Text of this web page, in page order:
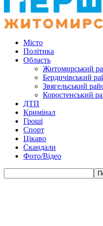
Місто
Політика
Область
Житомирський
Бердичівський
Звягельський
Коростенський
ДТП
Кримінал
Гроші
Спорт
Цікаво
Скандали
Фото/Відео